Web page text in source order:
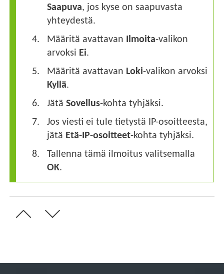
Saapuva, jos kyse on saapuvasta
yhteydestä.
Määritä avattavan
Ilmoita-valikon
arvoksi Ei.
Määritä avattavan Loki-valikon arvoksi
Kyllä.
JätäSovellus-kohta tyhjäksi.
Jos viesti ei tule tietystä IP-osoitteesta,
jätä Etä-IP-osoitteet-kohta tyhjäksi.
Tallenna tämä ilmoitus valitsemalla
OK.